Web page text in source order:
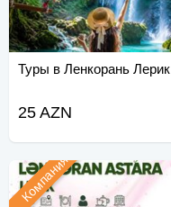
Туры в Ленкорань Лерик
25 AZN
Компания